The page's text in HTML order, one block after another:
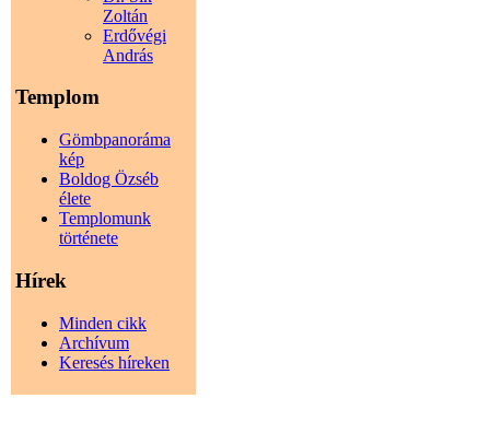
Zoltán
Erdővégi
András
Templom
Gömbpanoráma
kép
Boldog Özséb
élete
Templomunk
története
Hírek
Minden cikk
Archívum
Keresés híreken